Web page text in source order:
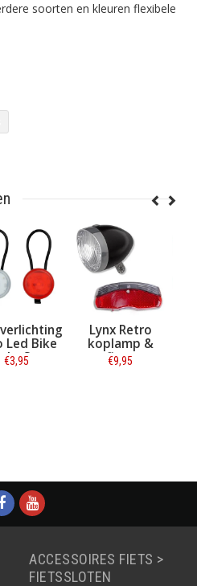
soorten en kleuren flexibele
Lynx Retro
koplamp &
Snake
Rood (set)
ACCESSOIRES FIETS >
FIETSSLOTEN